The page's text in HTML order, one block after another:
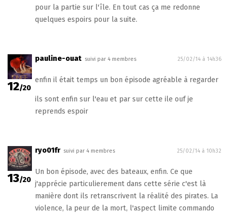
pour la partie sur l'île. En tout cas ça me redonne
quelques espoirs pour la suite.
12/20
pauline-ouat suivi par 4 membres 25/02/14 à 14h36
enfin il était temps un bon épisode agréable à regarder
ils sont enfin sur l'eau et par sur cette ile ouf je
reprends espoir
13/20
ryo01fr suivi par 4 membres 25/02/14 à 10h32
Un bon épisode, avec des bateaux, enfin. Ce que
j'apprécie particulierement dans cette série c'est là
manière dont ils retranscrivent la réalité des pirates. La
violence, la peur de la mort, l'aspect limite commando